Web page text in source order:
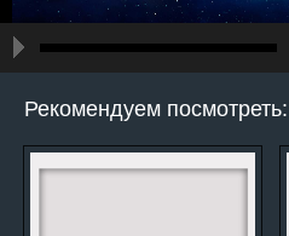
Рекомендуем посмотреть: